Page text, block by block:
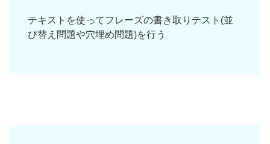
テキストを使ってフレーズの書き取りテスト(並
び替え問題や穴埋め問題)を行う